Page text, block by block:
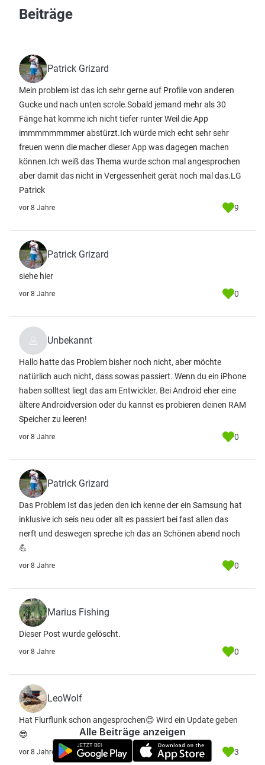
Beiträge
Patrick Grizard
Mein problem ist das ich sehr gerne auf Profile von anderen
Gucke und nach unten scrole.Sobald jemand mehr als 30
Fänge hat komme ich nicht tiefer runter Weil die App
immmmmmmmer abstürzt.Ich würde mich echt sehr sehr
freuen wenn die macher dieser App was dagegen machen
können.Ich weiß das Thema wurde schon mal angesprochen
aber damit das nicht in Vergessenheit gerät noch mal das.LG
Patrick
vor 8 Jahre 9
Patrick Grizard
siehe hier
vor 8 Jahre 0
Unbekannt
Hallo hatte das Problem bisher noch nicht, aber möchte
natürlich auch nicht, dass sowas passiert. Wenn du ein iPhone
haben solltest liegt das am Entwickler. Bei Android eher eine
ältere Androidversion oder du kannst es probieren deinen RAM
Speicher zu leeren!
vor 8 Jahre 0
Patrick Grizard
Das Problem Ist das jeden den ich kenne der ein Samsung hat
inklusive ich seis neu oder alt es passiert bei fast allen das
nerft und deswegen spreche ich das an Schönen abend noch
💪
vor 8 Jahre 0
Marius Fishing
Dieser Post wurde gelöscht.
vor 8 Jahre 0
LeoWolf
Hat Flurflunk schon angesprochen😊 Wird ein Update geben
😎
vor 8 Jahre 3
Alle Beiträge anzeigen